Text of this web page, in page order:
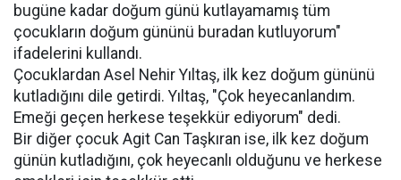
bugüne kadar doğum günü kutlayamamış tüm
çocukların doğum gününü buradan kutluyorum"
ifadelerini kullandı.
Çocuklardan Asel Nehir Yıltaş, ilk kez doğum gününü
kutladığını dile getirdi. Yıltaş, "Çok heyecanlandım.
Emeği geçen herkese teşekkür ediyorum" dedi.
Bir diğer çocuk Agit Can Taşkıran ise, ilk kez doğum
günün kutladığını, çok heyecanlı olduğunu ve herkese